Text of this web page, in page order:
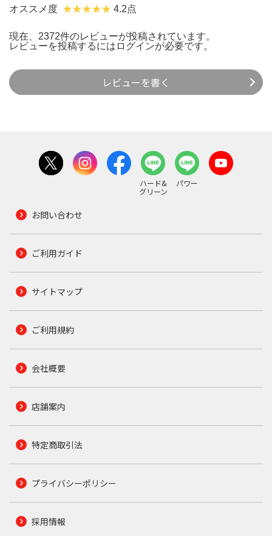
オススメ度 4.2点
現在、2372件のレビューが投稿されています。
レビューを投稿するには ログインが必要です。
レビューを書く
ハード&
グリーン
パワー
お問い合わせ
ご利用ガイド
サイトマップ
ご利用規約
会社概要
店舗案内
特定商取引法
プライバシーポリシー
採用情報